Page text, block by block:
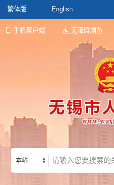
繁体版 English
手机客户端 无障碍浏览
本站